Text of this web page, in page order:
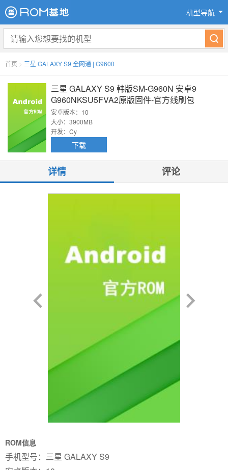
机型导航
首页 > 三星 GALAXY S9 全网通 | G9600
三星 GALAXY S9 韩版SM-G960N 安卓9
G960NKSU5FVA2原版固件-官方线刷包
安卓版本：10
大小：3900MB
开发：Cy
下载
详情 评论
ROM信息
手机型号：三星 GALAXY S9